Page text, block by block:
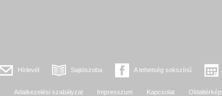
Hírlevél Sajtószoba A tehetség sokszínű
Adatkezelési szabályzat Impresszum Kapcsolat Oldaltérkép